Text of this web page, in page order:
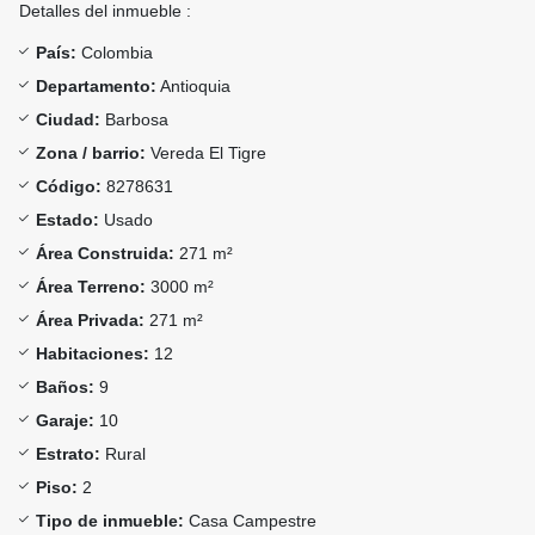
Detalles del inmueble :
País: Colombia
Departamento: Antioquia
Ciudad: Barbosa
Zona / barrio: Vereda El Tigre
Código: 8278631
Estado: Usado
Área Construida: 271 m²
Área Terreno: 3000 m²
Área Privada: 271 m²
Habitaciones: 12
Baños: 9
Garaje: 10
Estrato: Rural
Piso: 2
Tipo de inmueble: Casa Campestre